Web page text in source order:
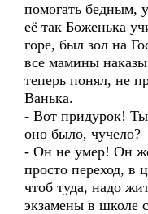
помогать бедным,
её так Боженька
горе, был зол на
все мамины
теперь понял, не
Ванька.
- Вот придурок!
оно было, чучело?
- Он не умер! Он
просто переход, в
чтоб туда, надо
экзамены в школе